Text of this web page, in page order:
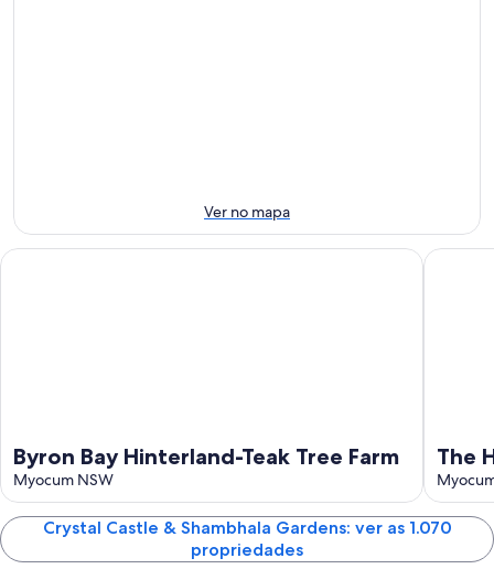
de
ago.
ago.
-
de
semana:
Ver no mapa
Byron Bay Hinterland-Teak Tree Farm
Myocum NSW
Byron Bay Hinterland-Teak Tree Farm
The
for
The
Crystal Castle & Shambhala Gardens: ver as 1.070
propriedades